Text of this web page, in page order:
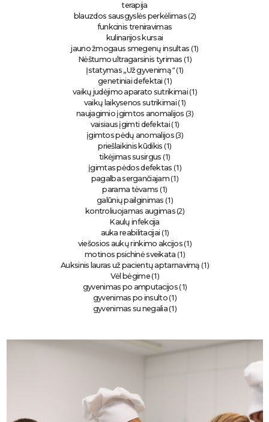
terapija
blauzdos sausgyslės perkėlimas(2)
funkcinis treniravimas
kulinarijos kursai
jauno žmogaus smegenų insultas (1)
Nėštumo ultragarsinis tyrimas (1)
Įstatymas „Už gyvenimą“ (1)
genetiniai defektai (1)
vaikų judėjimo aparato sutrikimai(1)
vaikų laikysenos sutrikimai(1)
naujagimio įgimtos anomalijos (3)
vaisiaus įgimti defektai (1)
įgimtos pėdų anomalijos(3)
priešlaikinis kūdikis (1)
tikėjimas susirgus (1)
įgimtas pėdos defektas (1)
pagalba sergančiajam(1)
parama tėvams (1)
galūnių pailginimas (1)
kontroliuojamas augimas(2)
Kaulų infekcija
auka reabilitacijai (1)
viešosios aukų rinkimo akcijos(1)
motinos psichinė sveikata (1)
Auksinis lauras už pacientų aptarnavimą (1)
Vėl bėgime(1)
gyvenimas po amputacijos (1)
gyvenimas po insulto(1)
gyvenimas su negalia(1)